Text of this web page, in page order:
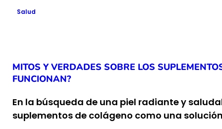
Salud
MITOS Y VERDADES SOBRE LOS
FUNCIONAN?
En la búsqueda de una piel radiante y
suplementos de colágeno como una